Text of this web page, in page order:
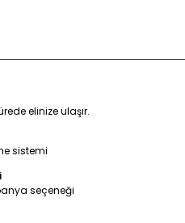
elinize ulaşır.
sistemi
seçeneği